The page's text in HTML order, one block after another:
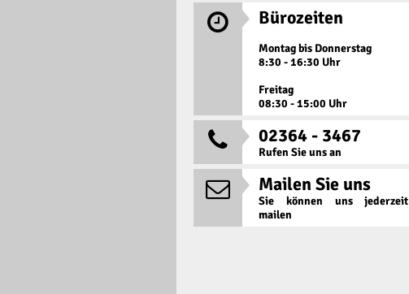
 Bürozeiten
Montag bis Donnerstag
8:30 - 16:30 Uhr
Freitag
08:30 - 15:00 Uhr
 02364 - 3467
Rufen Sie uns an
 Mailen Sie uns
Sie können uns jederzeit
mailen